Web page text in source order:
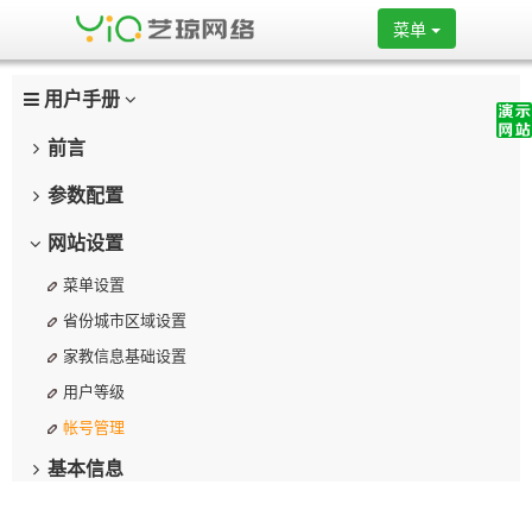
菜单
用户手册
前言
参数配置
网站设置
菜单设置
省份城市区域设置
家教信息基础设置
用户等级
帐号管理
基本信息